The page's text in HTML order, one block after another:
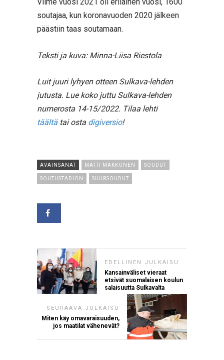
soutajaa, kun koronavuoden 2020 jälkeen
päästiin taas soutamaan.
Teksti ja kuva: Minna-Liisa Riestola
Luit juuri lyhyen otteen Sulkava-lehden
jutusta. Lue koko juttu Sulkava-lehden
numerosta 14-15/2022. Tilaa lehti
täältätai osta digiversio!
AVAINSANAT MATTI MAKKONEN SOUDUT
SOUTUSTADION SUURSOUDUT
EDELLINEN JULKAISU
Kansainväliset vieraat
etsivät suomalaisen koulun
salaisuutta Sulkavalta
SEURAAVA JULKAISU
Miten käy omavaraisuuden,
jos maatilat vähenevät?